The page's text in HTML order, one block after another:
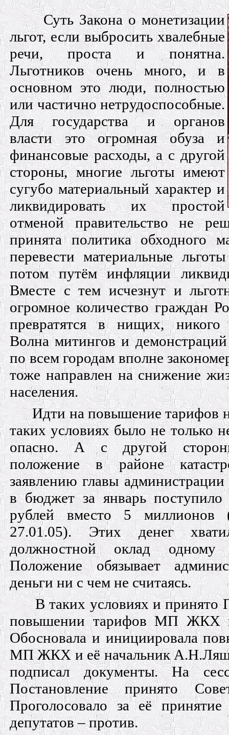
Суть Закона о монетизации
льгот, если выбросить хвалебные
речи, проста и понятна.
Льготников очень много, и в
основном это люди, полностью
или частично нетрудоспособные.
Для государства и органов
власти это огромная обуза и
финансовые расходы, а с другой
стороны, многие льготы имеют
сугубо материальный характер и
ликвидировать их простой
отменой правительство не
принята политика обходного
перевести материальные
потом путём инфляции
Вместе с тем исчезнут и
огромное количество граждан
превратятся в нищих, никого
Волна митингов и
по всем городам вполне
тоже направлен на снижение
населения.
Идти на повышение тарифов
таких условиях было не только
опасно. А с другой
положение в районе
заявлению главы
в бюджет за январь поступило
рублей вместо 5
27.01.05). Этих денег
должностной оклад одному
Положение обязывает
деньги ни с чем не считаясь.
В таких условиях и принято
повышении тарифов МП ЖКХ
Обосновала и инициировала
МП ЖКХ и её начальник
подписал документы. На
Постановление принято
Проголосовало за её
депутатов – против.